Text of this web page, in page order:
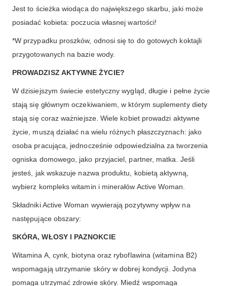
Jest to ścieżka wiodąca do największego skarbu, jaki może
posiadać kobieta: poczucia własnej wartości!
*W przypadku proszków, odnosi się to do gotowych koktajli
przygotowanych na bazie wody.
PROWADZISZ AKTYWNE ŻYCIE?
W dzisiejszym świecie estetyczny wygląd, długie i pełne życie
stają się głównym oczekiwaniem, w którym suplementy diety
stają się coraz ważniejsze. Wiele kobiet prowadzi aktywne
życie, muszą działać na wielu różnych płaszczyznach: jako
osoba pracująca, jednocześnie odpowiedzialna za tworzenia
ogniska domowego, jako przyjaciel, partner, matka. Jeśli
jesteś, jak wskazuje nazwa produktu, kobietą aktywną,
wybierz kompleks witamin i minerałów Active Woman.
Składniki Active Woman wywierają pozytywny wpływ na
następujące obszary:
SKÓRA, WŁOSY I PAZNOKCIE
Witamina A, cynk, biotyna oraz ryboflawina (witamina B2)
wspomagają utrzymanie skóry w dobrej kondycji. Jodyna
pomaga utrzymać zdrowie skóry. Miedź wspomaga